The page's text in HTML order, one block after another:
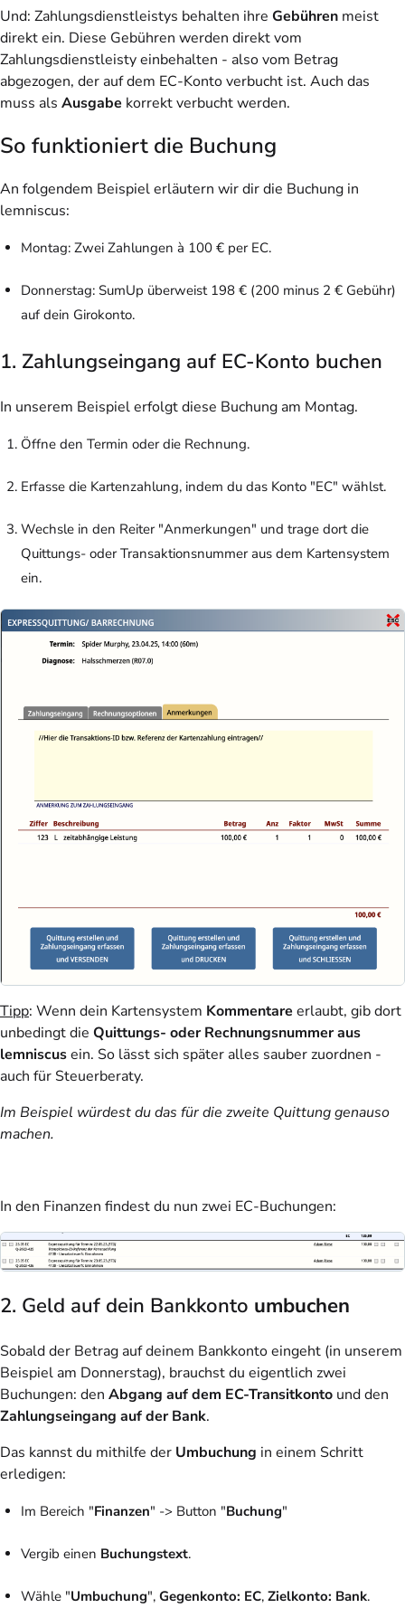
Und: Zahlungsdienstleistys behalten ihre Gebühren meist
direkt ein. Diese Gebühren werden direkt vom
Zahlungsdienstleisty einbehalten - also vom Betrag
abgezogen, der auf dem EC-Konto verbucht ist. Auch das
muss als Ausgabe korrekt verbucht werden.
So funktioniert die Buchung
An folgendem Beispiel erläutern wir dir die Buchung in
lemniscus:
Montag: Zwei Zahlungen à 100 € per EC.
Donnerstag: SumUp überweist 198 € (200 minus 2 € Gebühr)
auf dein Girokonto.
1. Zahlungseingang auf EC-Konto buchen
In unserem Beispiel erfolgt diese Buchung am Montag.
Öffne den Termin oder die Rechnung.
Erfasse die Kartenzahlung, indem du das Konto "EC" wählst.
Wechsle in den Reiter "Anmerkungen" und trage dort die
Quittungs- oder Transaktionsnummer aus dem Kartensystem
ein.
Tipp: Wenn dein Kartensystem Kommentare erlaubt, gib dort
unbedingt die Quittungs- oder Rechnungsnummer aus
lemniscusein. So lässt sich später alles sauber zuordnen -
auch für Steuerberaty.
Im Beispiel würdest du das für die zweite Quittung genauso
machen.
In den Finanzen findest du nun zwei EC-Buchungen:
2. Geld auf dein Bankkonto umbuchen
Sobald der Betrag auf deinem Bankkonto eingeht (in unserem
Beispiel am Donnerstag), brauchst du eigentlich zwei
Buchungen: den Abgang auf dem EC-Transitkonto und den
Zahlungseingang auf der Bank.
Das kannst du mithilfe der Umbuchung in einem Schritt
erledigen:
Im Bereich "Finanzen" -> Button "Buchung"
Vergib einen Buchungstext.
Wähle "Umbuchung",Gegenkonto: EC, Zielkonto: Bank.